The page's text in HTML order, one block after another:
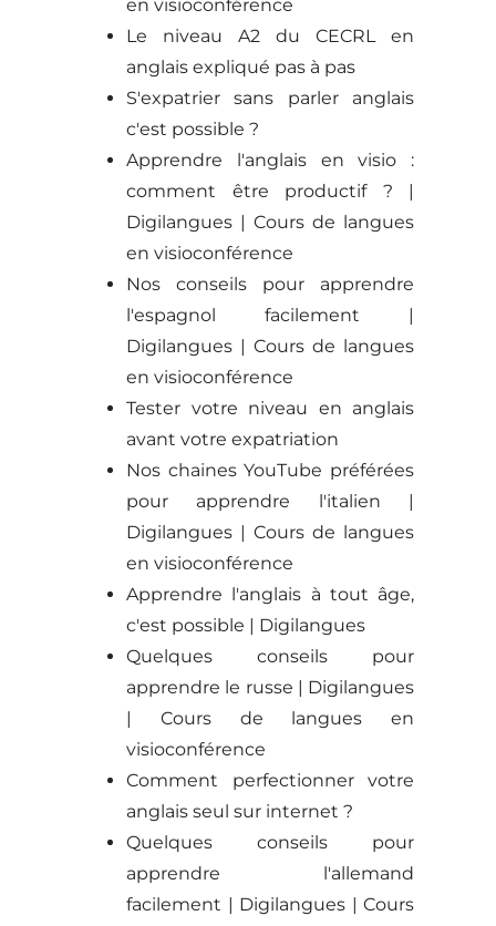
en visioconférence
Le niveau A2 du CECRL en
anglais expliqué pas à pas
S'expatrier sans parler anglais
c'est possible ?
Apprendre l'anglais en visio :
comment être productif ? |
Digilangues | Cours de langues
en visioconférence
Nos conseils pour apprendre
l'espagnol facilement |
Digilangues | Cours de langues
en visioconférence
Tester votre niveau en anglais
avant votre expatriation
Nos chaines YouTube préférées
pour apprendre l'italien |
Digilangues | Cours de langues
en visioconférence
Apprendre l'anglais à tout âge,
c'est possible | Digilangues
Quelques conseils pour
apprendre le russe | Digilangues
| Cours de langues en
visioconférence
Comment perfectionner votre
anglais seul sur internet ?
Quelques conseils pour
apprendre l'allemand
facilement | Digilangues | Cours